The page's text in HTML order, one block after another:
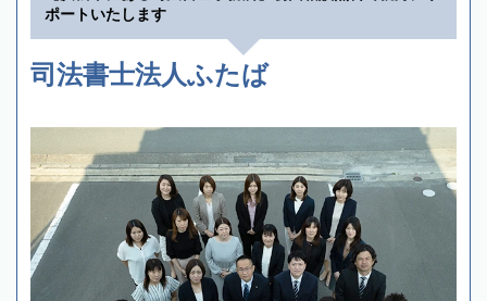
ポートいたします
司法書士法人ふたば